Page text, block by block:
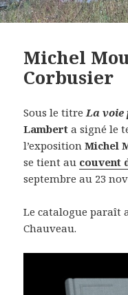
Michel
Corbusier
Sous le titre La voie
Lambert a signé le
l’expositionMichel
se tient au couvent
septembre au 23
Le catalogue paraît
Chauveau.